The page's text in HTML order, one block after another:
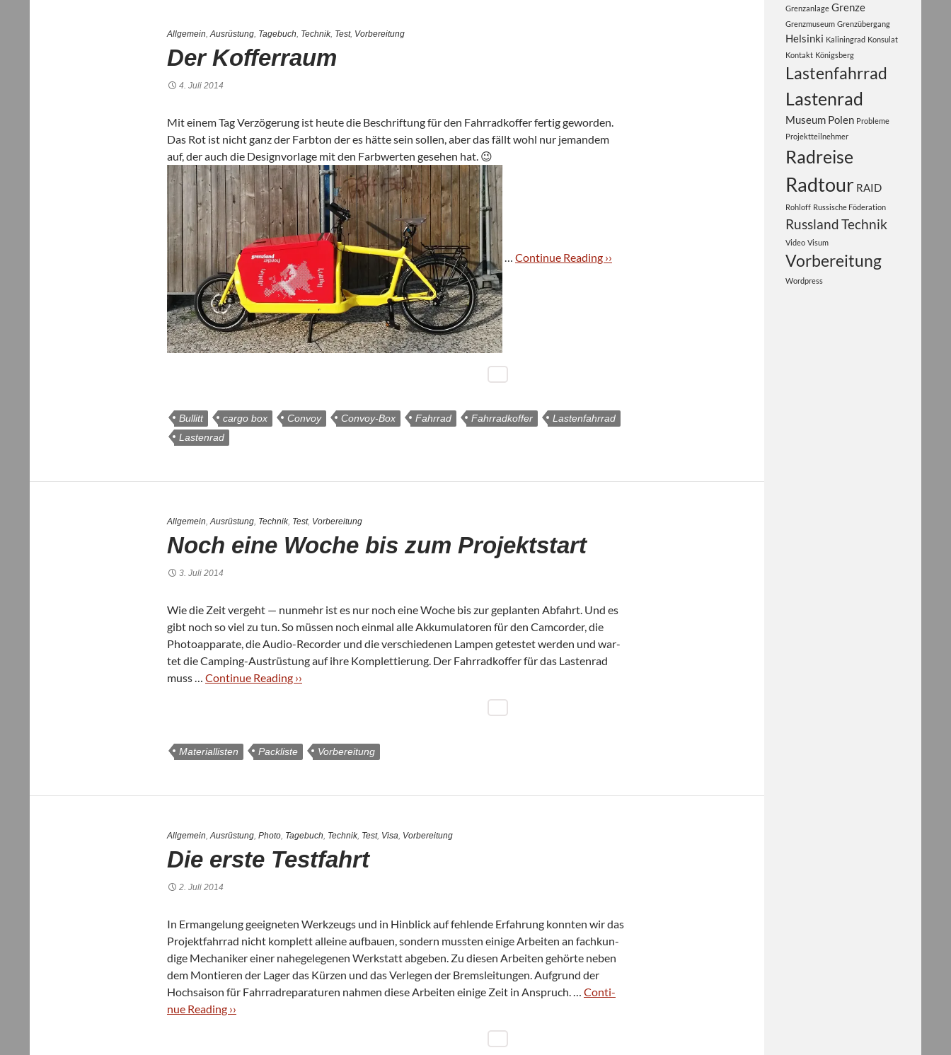
Allgemein,Ausrüstung, Tagebuch, Technik, Test, Vorbereitung
Der Kofferraum
4. Juli 2014
Mit einem Tag Ver­zö­ge­rung ist heute die Beschrif­tung für den Fahr­rad­kof­fer fer­tig gewor­den.
Das Rot ist nicht ganz der Farb­ton der es hätte sein sol­len, aber das fällt wohl nur jeman­dem
auf, der auch die Design­vor­lage mit den Farb­wer­ten gese­hen hat. 😉
… Con­ti­nue Rea­ding ››
Bullitt cargo box Convoy Convoy-Box Fahrrad Fahrradkoffer
Lastenfahrrad
Lastenrad
Allgemein,Ausrüstung, Technik, Test, Vorbereitung
Noch eine Woche bis zum Projektstart
3. Juli 2014
Wie die Zeit ver­geht — nun­mehr ist es nur noch eine Woche bis zur geplan­ten Abfahrt. Und es
gibt noch so viel zu tun. So müs­sen noch ein­mal alle Akku­mu­la­to­ren für den Cam­cor­der, die
Pho­to­ap­pa­rate, die Audio-Recor­der und die ver­schie­de­nen Lam­pen getes­tet wer­den und war­
tet die Cam­ping-Aus­t­rüs­tung auf ihre Kom­plet­tie­rung. Der Fahr­rad­kof­fer für das Las­ten­rad
muss … Con­ti­nue Rea­ding ››
Materiallisten Packliste Vorbereitung
Allgemein,Ausrüstung, Photo, Tagebuch, Technik, Test, Visa, Vorbereitung
Die erste Testfahrt
2. Juli 2014
In Erman­ge­lung geeig­ne­ten Werk­zeugs und in Hin­blick auf feh­lende Erfah­rung konn­ten wir das
Pro­jekt­fahr­rad nicht kom­plett alleine auf­bauen, son­dern muss­ten einige Arbei­ten an fach­kun­
dige Mecha­ni­ker einer nahe­ge­le­ge­nen Werk­statt abge­ben. Zu die­sen Arbei­ten gehörte neben
dem Mon­tie­ren der Lager das Kür­zen und das Ver­le­gen der Brems­lei­tun­gen. Auf­grund der
Hoch­sai­son für Fahr­rad­re­pa­ra­tu­ren nah­men diese Arbei­ten einige Zeit in Anspruch. … Con­ti­
nue Rea­ding ››
Grenzanlage Grenze
Grenzmuseum Grenzübergang
Helsinki Kaliningrad Konsulat
Kontakt Königsberg
Lastenfahrrad
Lastenrad
Museum Polen Probleme
Projektteilnehmer
Radreise
Radtour RAID
Rohloff Russische Föderation
RusslandTechnik
Video Visum
Vorbereitung
Wordpress